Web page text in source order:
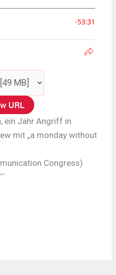
URL
ein Jahr Angriff in
mit „a monday without
Congress)